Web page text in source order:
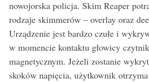
nowojorska policja. Skim Reaper
rodzaje skimmerów – overlay oraz
Urządzenie jest bardzo czułe i
w momencie kontaktu głowicy
magnetycznym. Jeżeli zostanie
skoków napięcia, użytkownik